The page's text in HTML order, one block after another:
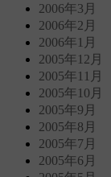
2006年3月
2006年2月
2006年1月
2005年12月
2005年11月
2005年10月
2005年9月
2005年8月
2005年7月
2005年6月